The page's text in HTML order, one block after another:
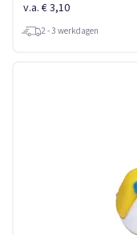
v.a. € 3,10
2 - 3 werkdagen